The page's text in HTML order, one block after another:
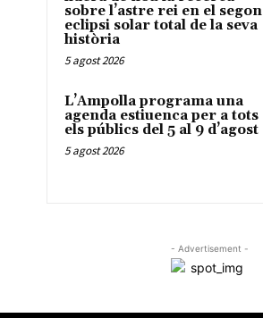
sobre l’astre rei en el segon
eclipsi solar total de la seva
història
5 agost 2026
L’Ampolla programa una
agenda estiuenca per a tots
els públics del 5 al 9 d’agost
5 agost 2026
- Advertisement -